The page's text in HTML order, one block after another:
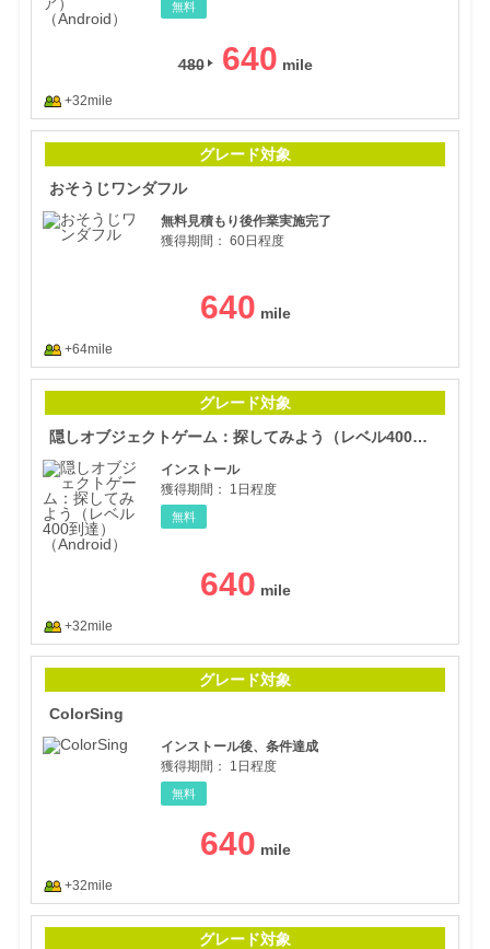
無料
480 640
+32mile
グレード対象
おそうじワンダフル
無料見積もり後作業実施完了
獲得期間： 60日程度
640
+64mile
グレード対象
隠しオブジェクトゲーム：探してみよう（レベル400到達）（Android）
インストール
獲得期間：
1日程度
無料
640
+32mile
グレード対象
ColorSing
インストール後、条件達成
獲得期間：
1日程度
無料
640
+32mile
グレード対象